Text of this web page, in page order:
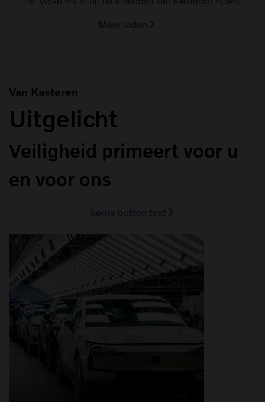
Meer laden
Van Kasteren
Uitgelicht
Veiligheid primeert voor u
en voor ons
Some button text